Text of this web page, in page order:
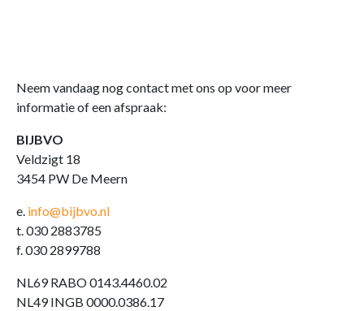
Neem vandaag nog contact met ons op voor meer
informatie of een afspraak:
BIJBVO
Veldzigt 18
3454 PW De Meern
e. info@bijbvo.nl
t. 030 2883785
f. 030 2899788
NL69 RABO 0143.4460.02
NL49 INGB 0000.0386.17